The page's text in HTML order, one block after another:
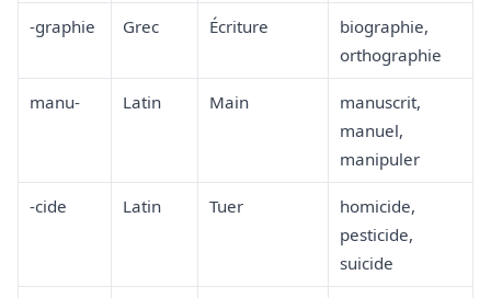
-graphie Grec Écriture
biographie,
orthographie
manu- Latin Main
manuscrit,
manuel,
manipuler
-cide Latin Tuer
homicide,
pesticide,
suicide